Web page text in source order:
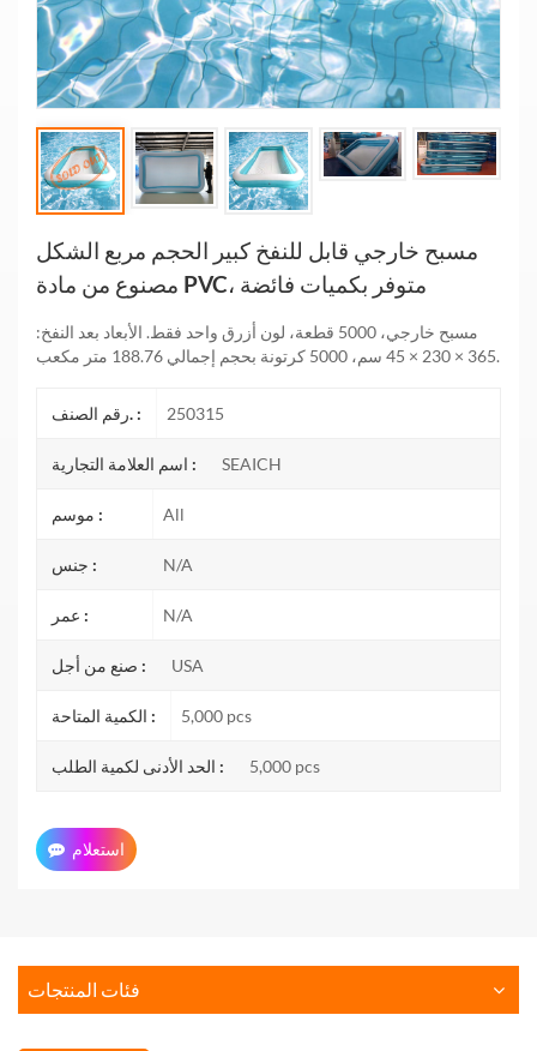
مسبح خارجي قابل للنفخ كبير الحجم مربع الشكل
مصنوع من مادة PVC، متوفر بكميات فائضة
مسبح خارجي، 5000 قطعة، لون أزرق واحد فقط. الأبعاد بعد النفخ:
365 × 230 × 45 سم، 5000 كرتونة بحجم إجمالي 188.76 متر مكعب.
رقم الصنف. : 250315
اسم العلامة التجارية : SEAICH
موسم : All
جنس : N/A
عمر : N/A
صنع من أجل : USA
الكمية المتاحة : 5,000 pcs
الحد الأدنى لكمية الطلب : 5,000 pcs
استعلام
فئات المنتجات